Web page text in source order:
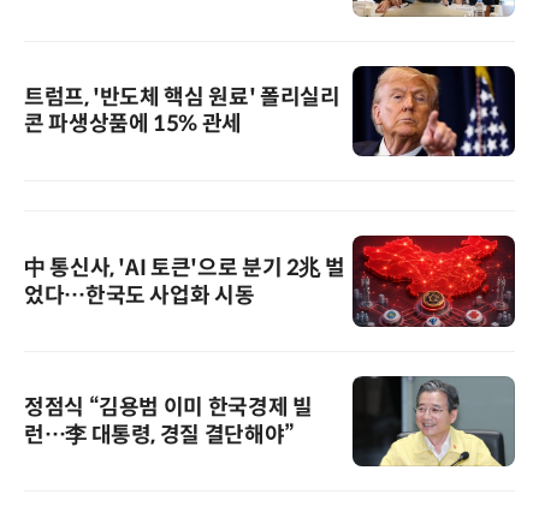
트럼프, '반도체 핵심 원료' 폴리실리
콘 파생상품에 15% 관세
中 통신사, 'AI 토큰'으로 분기 2兆 벌
었다…한국도 사업화 시동
정점식 “김용범 이미 한국경제 빌
런…李 대통령, 경질 결단해야”